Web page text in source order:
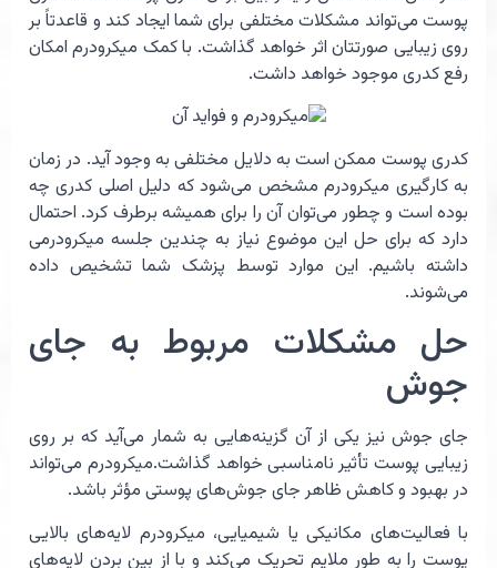
پوست می‌تواند مشکلات مختلفی برای شما ایجاد کند و قاعدتاً بر
روی زیبایی صورتتان اثر خواهد گذاشت. با کمک میکرودرم امکان
رفع کدری موجود خواهد داشت.
کدری پوست ممکن است به دلایل مختلفی به وجود آید. در زمان
به کارگیری میکرودرم مشخص می‌شود که دلیل اصلی کدری چه
بوده است و چطور می‌توان آن را برای همیشه برطرف کرد. احتمال
دارد که برای حل این موضوع نیاز به چندین جلسه میکرودرمی
داشته باشیم. این موارد توسط پزشک شما تشخیص داده
می‌شوند.
حل مشکلات مربوط به جای
جوش
جای جوش نیز یکی از آن گزینه‌هایی به شمار می‌آيد که بر روی
زیبایی پوست تأثیر نامناسبی خواهد گذاشت.میکرودرم می‌تواند
در بهبود و کاهش ظاهر جای جوش‌های پوستی مؤثر باشد.
با فعالیت‌های مکانیکی یا شیمیایی، میکرودرم لایه‌های بالایی
پوست را به طور ملایم تحریک می‌کند و با از بین بردن لایه‌های